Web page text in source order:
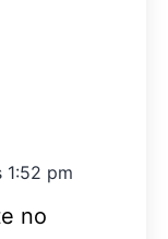
1:52 pm
no